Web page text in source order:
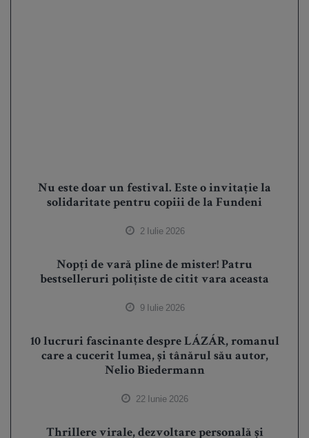
Nu este doar un festival. Este o invitație la
solidaritate pentru copiii de la Fundeni
2 Iulie 2026
Nopți de vară pline de mister! Patru
bestselleruri polițiste de citit vara aceasta
9 Iulie 2026
10 lucruri fascinante despre LÁZÁR, romanul
care a cucerit lumea, și tânărul său autor,
Nelio Biedermann
22 Iunie 2026
Thrillere virale, dezvoltare personală și